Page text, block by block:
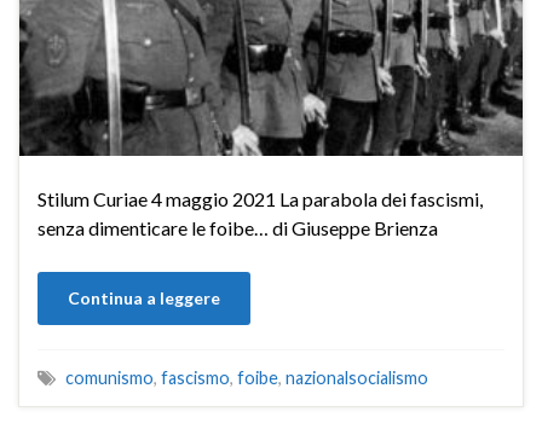
Stilum Curiae 4 maggio 2021 La parabola dei fascismi,
senza dimenticare le foibe… di Giuseppe Brienza
Continua a leggere
comunismo, fascismo, foibe, nazionalsocialismo